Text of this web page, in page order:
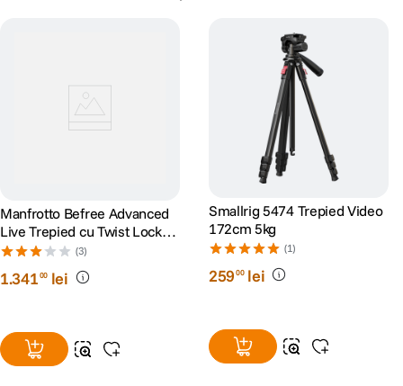
Manfrotto Befree Advanced
Live Trepied cu Twist Locks
si Cap Video(3)
1.34100 lei
Smallrig 5474 Trepied Video
172cm 5kg
(1)
25900 lei